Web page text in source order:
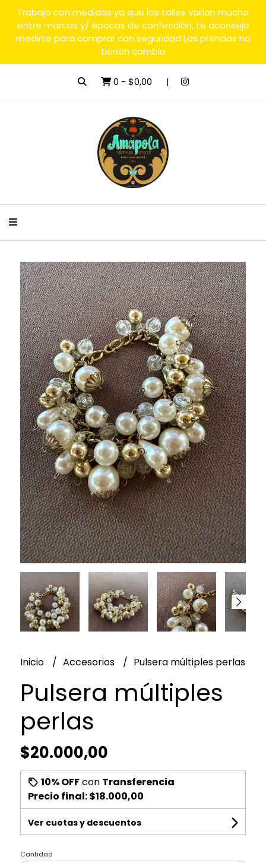
Trabajo con medidas ya que los talles varían mucho
entre marcas y/ épocas de confección, te aconsejo
medirte para comprar con seguridad Las prendas no
tienen cambio
0 - $0,00
Inicio Accesorios Pulsera múltiples perlas
Pulsera múltiples
perlas
$20.000,00
10% OFFcon Transferencia
Precio final:$18.000,00
Ver cuotas y descuentos
Cantidad